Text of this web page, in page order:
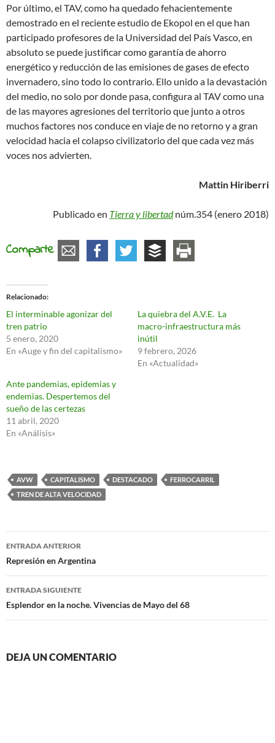
Por último, el TAV, como ha quedado fehacientemente
demostrado en el reciente estudio de Ekopol en el que han
participado profesores de la Universidad del País Vasco, en
absoluto se puede justificar como garantía de ahorro
energético y reducción de las emisiones de gases de efecto
invernadero, sino todo lo contrario. Ello unido a la devastación
del medio, no solo por donde pasa, configura al TAV como una
de las mayores agresiones del territorio que junto a otros
muchos factores nos conduce en viaje de no retorno y a gran
velocidad hacia el colapso civilizatorio del que cada vez más
voces nos advierten.
Mattin Hiriberri
Publicado en Tierra y libertadnúm.354 (enero 2018)
Comparte
Relacionado
El interminable agonizar del
tren patrio
5 enero, 2020
En «Auge y fin del capitalismo»
La quiebra del A.V.E. La
macro-infraestructura más
inútil
9 febrero, 2026
En «Actualidad»
Ante pandemias, epidemias y
endemias. Despertemos del
sueño de las certezas
11 abril, 2020
En «Análisis»
AVW CAPITALISMO DESTACADO
FERROCARRIL
TREN DE ALTA VELOCIDAD
Navegación
de
entradas
ENTRADA ANTERIOR
Represión en Argentina
ENTRADA SIGUIENTE
Esplendor en la noche. Vivencias de Mayo del 68
DEJA UN COMENTARIO